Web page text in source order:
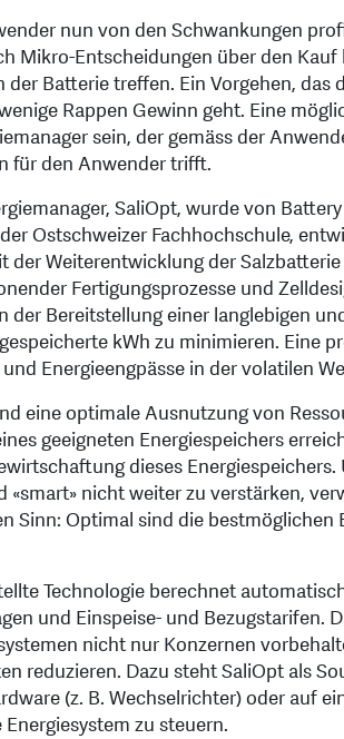
nun von den Schwankungen
Mikro-Entscheidungen über den
der Batterie treffen. Ein Vorgehen,
Rappen Gewinn geht. Eine
sein, der gemäss der
für den Anwender trifft.
SaliOpt, wurde von
Ostschweizer Fachhochschule,
der Weiterentwicklung der
Fertigungsprozesse und
der Bereitstellung einer langlebigen
kWh zu minimieren. Eine
Energieengpässe in der volatilen
eine optimale Ausnutzung von
geeigneten Energiespeichers
dieses
«smart» nicht weiter zu verstärken,
Sinn: Optimal sind die
Technologie berechnet
und Einspeise- und Bezugstarifen.
nicht nur Konzernen
reduzieren. Dazu steht SaliOpt als
(z. B. Wechselrichter) oder auf
zu steuern.